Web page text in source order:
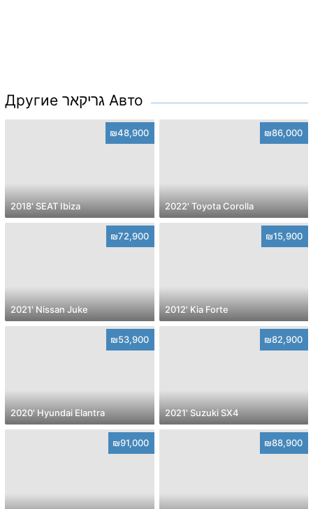
Другие גריקאר Авто
₪48,900
2018' SEAT Ibiza
₪86,000
2022' Toyota Corolla
₪72,900
2021' Nissan Juke
₪15,900
2012' Kia Forte
₪53,900
2020' Hyundai Elantra
₪82,900
2021' Suzuki SX4
₪91,000 ₪88,900